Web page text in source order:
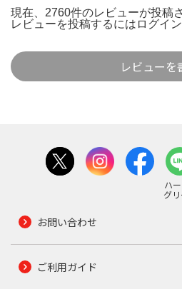
現在、2760件のレビューが投稿
レビューを投稿するには ログイン
レビューを
ハ
グ
お問い合わせ
ご利用ガイド